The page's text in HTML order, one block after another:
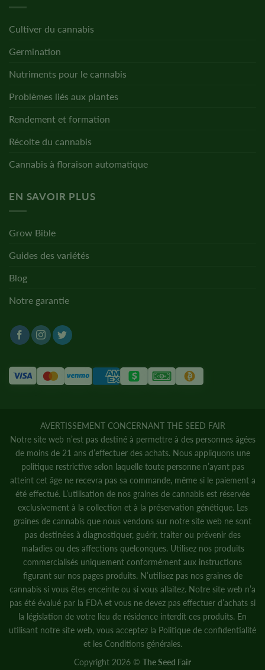
Cultiver du cannabis
Germination
Nutriments pour le cannabis
Problèmes liés aux plantes
Rendement et formation
Récolte du cannabis
Cannabis à floraison automatique
EN SAVOIR PLUS
Grow Bible
Guides des variétés
Blog
Notre garantie
AVERTISSEMENT CONCERNANT THE SEED FAIR
Notre site web n’est pas destiné à permettre à des personnes âgées
de moins de 21 ans d’effectuer des achats. Nous appliquons une
politique restrictive selon laquelle toute personne n’ayant pas
atteint cet âge ne recevra pas sa commande, même si le paiement a
été effectué. L’utilisation de nos graines de cannabis est réservée
exclusivement à la collection et à la préservation génétique. Les
graines de cannabis que nous vendons sur notre site web ne sont
pas destinées à diagnostiquer, guérir, traiter ou prévenir des
maladies ou des affections quelconques. Utilisez nos produits
commercialisés uniquement conformément aux instructions
figurant sur nos pages produits. N’utilisez pas nos graines de
cannabis si vous êtes enceinte ou si vous allaitez. Notre site web n’a
pas été évalué par la FDA et vous ne devez pas effectuer d’achats si
la législation de votre lieu de résidence interdit ces produits. En
utilisant notre site web, vous acceptez la Politique de confidentialité
et les Conditions générales.
Copyright 2026 © The Seed Fair